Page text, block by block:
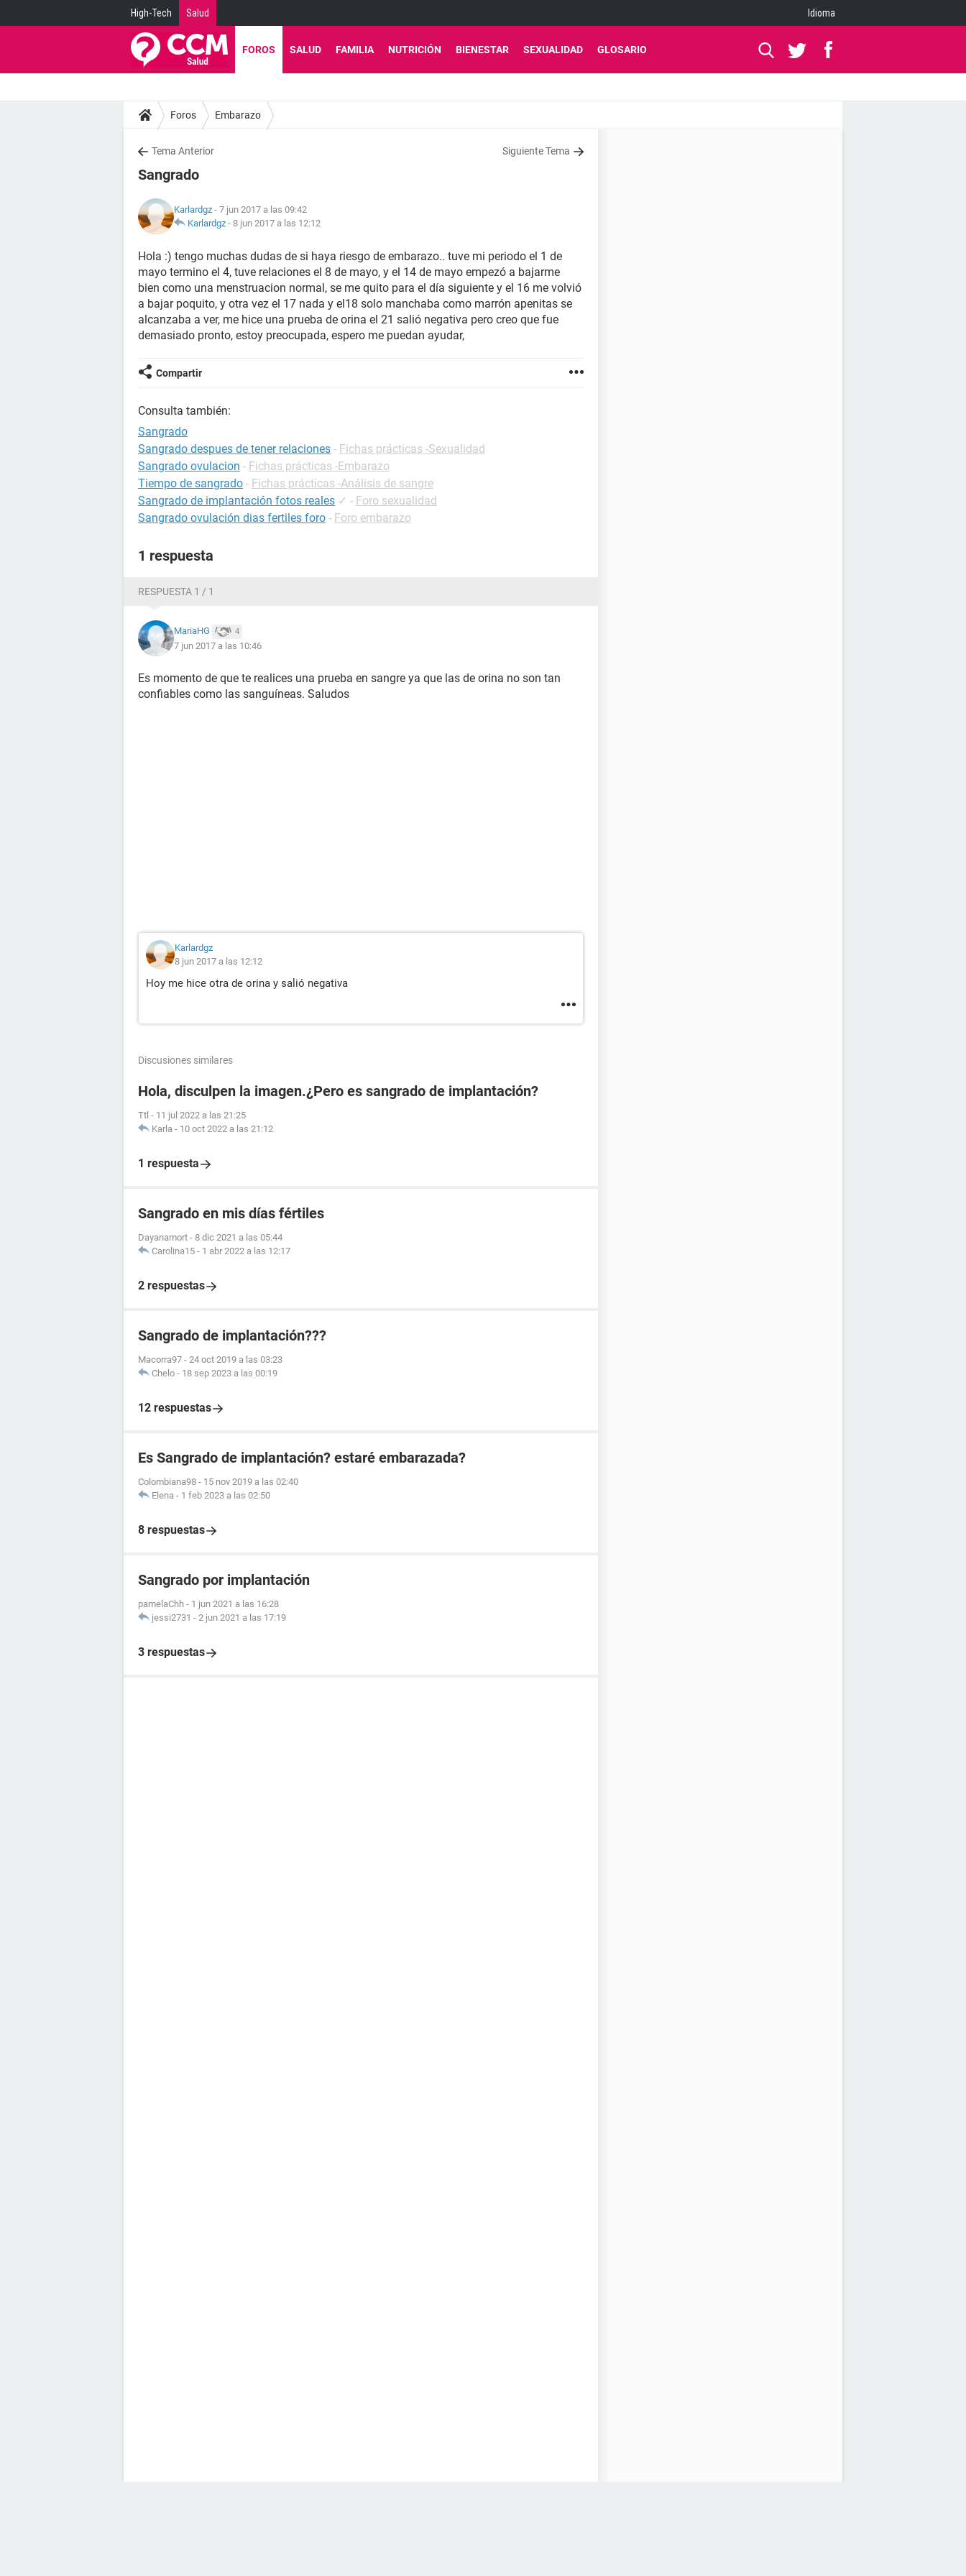
High-Tech Salud Idioma
FOROS SALUD FAMILIA NUTRICIÓN BIENESTAR SEXUALIDAD GLOSARIO
Foros Embarazo
Tema Anterior Siguiente Tema
Sangrado
Karlardgz - 7 jun 2017 a las 09:42
Karlardgz - 8 jun 2017 a las 12:12
Hola :) tengo muchas dudas de si haya riesgo de embarazo.. tuve mi periodo el 1 de
mayo termino el 4, tuve relaciones el 8 de mayo, y el 14 de mayo empezó a bajarme
bien como una menstruacion normal, se me quito para el día siguiente y el 16 me volvió
a bajar poquito, y otra vez el 17 nada y el18 solo manchaba como marrón apenitas se
alcanzaba a ver, me hice una prueba de orina el 21 salió negativa pero creo que fue
demasiado pronto, estoy preocupada, espero me puedan ayudar,
Compartir
Consulta también:
Sangrado
Sangrado despues de tener relaciones - Fichas prácticas -Sexualidad
Sangrado ovulacion - Fichas prácticas -Embarazo
Tiempo de sangrado - Fichas prácticas -Análisis de sangre
Sangrado de implantación fotos reales ✓ - Foro sexualidad
Sangrado ovulación dias fertiles foro - Foro embarazo
1 respuesta
RESPUESTA 1 / 1
MariaHG 4
7 jun 2017 a las 10:46
Es momento de que te realices una prueba en sangre ya que las de orina no son tan
confiables como las sanguíneas. Saludos
Karlardgz
8 jun 2017 a las 12:12
Hoy me hice otra de orina y salió negativa
Discusiones similares
Hola, disculpen la imagen.¿Pero es sangrado de implantación?
Ttl - 11 jul 2022 a las 21:25
Karla - 10 oct 2022 a las 21:12
1 respuesta
Sangrado en mis días fértiles
Dayanamort - 8 dic 2021 a las 05:44
Carolina15 - 1 abr 2022 a las 12:17
2 respuestas
Sangrado de implantación???
Macorra97 - 24 oct 2019 a las 03:23
Chelo - 18 sep 2023 a las 00:19
12 respuestas
Es Sangrado de implantación? estaré embarazada?
Colombiana98 - 15 nov 2019 a las 02:40
Elena - 1 feb 2023 a las 02:50
8 respuestas
Sangrado por implantación
pamelaChh - 1 jun 2021 a las 16:28
jessi2731 - 2 jun 2021 a las 17:19
3 respuestas